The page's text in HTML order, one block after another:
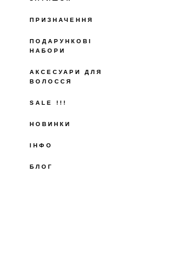
ПРИЗНАЧЕННЯ
ПОДАРУНКОВІ
НАБОРИ
АКСЕСУАРИ ДЛЯ
ВОЛОССЯ
SALE !!!
НОВИНКИ
ІНФО
БЛОГ